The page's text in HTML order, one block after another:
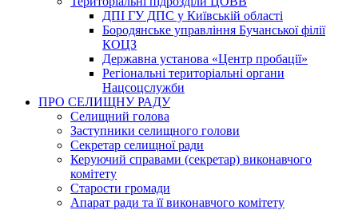
ДПІ ГУ ДПС у Київській області
Бородянське управління Бучанської філії
КОЦЗ
Державна установа «Центр пробації»
Регіональні територіальні органи
Нацсоцслужби
ПРО СЕЛИЩНУ РАДУ
Селищний голова
Заступники селищного голови
Секретар селищної ради
Керуючий справами (секретар) виконавчого
комітету
Старости громади
Апарат ради та її виконавчого комітету